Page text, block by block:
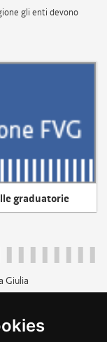
gli enti devono
graduatorie
Giulia